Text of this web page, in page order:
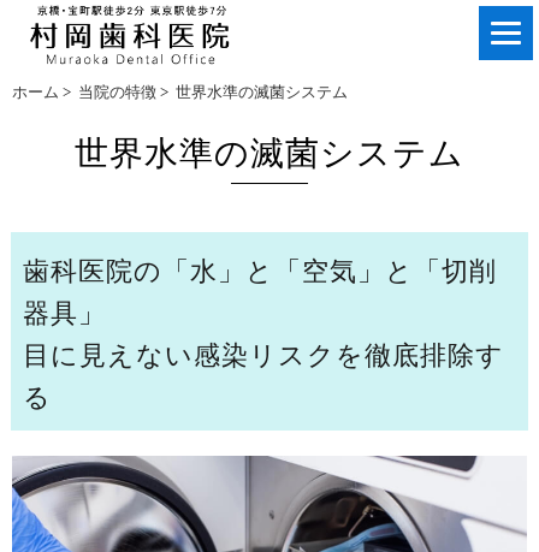
ホーム > 当院の特徴 > 世界水準の滅菌システム
世界水準の滅菌システム
歯科医院の「水」と「空気」と「切削
器具」
目に見えない感染リスクを徹底排除す
る